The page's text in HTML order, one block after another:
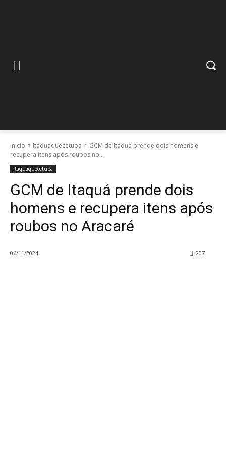
Início Itaquaquecetuba
GCM de Itaquá prende dois homens e
recupera itens após roubos no...
Itaquaquecetuba
GCM de Itaquá prende dois
homens e recupera itens após
roubos no Aracaré
06/11/2024 207